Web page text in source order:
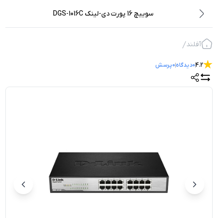
سوییچ 16 پورت دی-لینک DGS-1016C
آفلند
4.2
0دیدگاه0پرسش